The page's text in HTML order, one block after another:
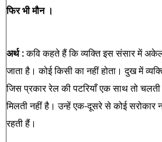
फिर भी मौन ।
अर्थ :कवि कहते हैं कि व्यक्ति इस संसार में
जाता है। कोई किसी का नहीं होता। दुख में
जिस प्रकार रेल की पटरियाँ एक साथ तो
मिलती नहीं है। उन्हें एक-दूसरे से कोई सरोकार
रहती हैं।